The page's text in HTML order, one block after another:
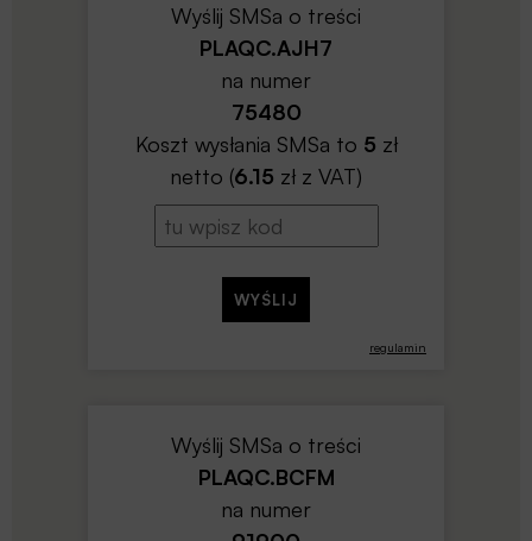
regulamin
Wyślij SMSa o treści
PLAQC.AJH7
na numer
75480
Koszt wysłania SMSa to 5 zł
netto (6.15 zł z VAT)
Wyślij SMSa o treści
PLAQC.BCFM
na numer